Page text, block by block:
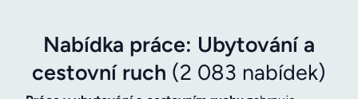
Nabídka práce: Ubytování a
cestovní ruch (2 083 nabídek)